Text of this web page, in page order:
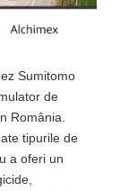
Sumitomo
de
România.
tipurile de
a oferi un